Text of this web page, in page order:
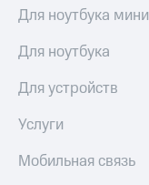
Реквизиты
Контакты
развитие
деловая этика
На главную
Для ноутбука мини
Для ноутбука
Для устройств
Услуги
Мобильная связь